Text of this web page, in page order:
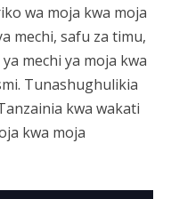
wa moja kwa moja
mechi, safu za timu,
mechi ya moja kwa
Tunashughulikia
kwa wakati
kwa moja